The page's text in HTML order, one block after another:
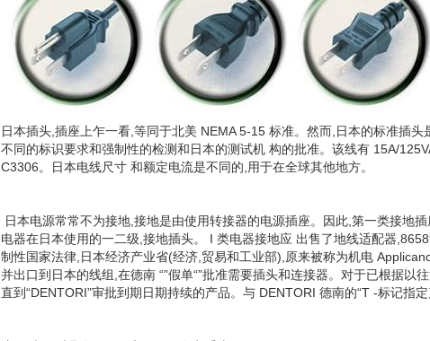
日本插头,插座上乍一看,等同于北美 NEMA 5-15 标准。然而,日本的标准插
不同的标识要求和强制性的检测和日本的测试机 构的批准。该线有 15A/
C3306。日本电线尺寸 和额定电流是不同的,用于在全球其他地方。
日本电源常常不为接地,接地是由使用转接器的电源插座。因此,第一类接地
电器在日本使用的一二级,接地插头。 I 类电器接地应 出售了地线适配器
制性国家法律,日本经济产业省(经济,贸易和工业部),原来被称为机电
并出口到日本的线组,在德南 “”假单“”批准需要插头和连接器。对于已根据以
直到“DENTORI”审批到期日期持续的产品。与 DENTORI 德南的“T -标记指